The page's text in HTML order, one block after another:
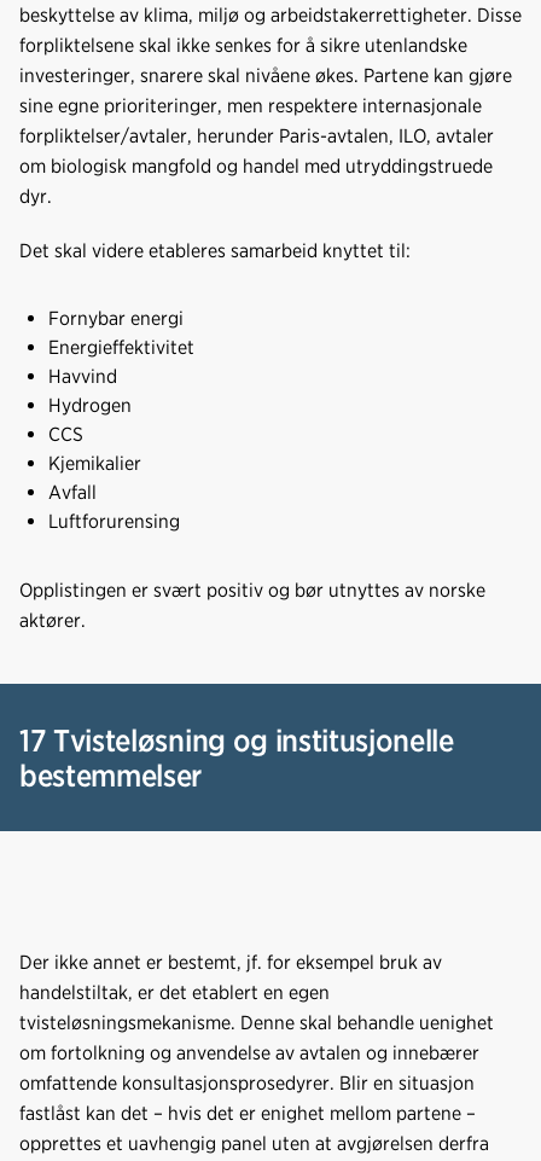
beskyttelse av klima, miljø og arbeidstakerrettigheter. Disse
forpliktelsene skal ikke senkes for å sikre utenlandske
investeringer, snarere skal nivåene økes. Partene kan gjøre
sine egne prioriteringer, men respektere internasjonale
forpliktelser/avtaler, herunder Paris-avtalen, ILO, avtaler
om biologisk mangfold og handel med utryddingstruede
dyr.
Det skal videre etableres samarbeid knyttet til:
Fornybar energi
Energieffektivitet
Havvind
Hydrogen
CCS
Kjemikalier
Avfall
Luftforurensing
Opplistingen er svært positiv og bør utnyttes av norske
aktører.
17 Tvisteløsning og institusjonelle
bestemmelser
Der ikke annet er bestemt, jf. for eksempel bruk av
handelstiltak, er det etablert en egen
tvisteløsningsmekanisme. Denne skal behandle uenighet
om fortolkning og anvendelse av avtalen og innebærer
omfattende konsultasjonsprosedyrer. Blir en situasjon
fastlåst kan det – hvis det er enighet mellom partene –
opprettes et uavhengig panel uten at avgjørelsen derfra